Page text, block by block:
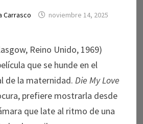
Carrasco noviembre 14, 2025
Reino Unido, 1969)
que se hunde en el
de la maternidad. Die My Love
prefiere mostrarla desde
que late al ritmo de una